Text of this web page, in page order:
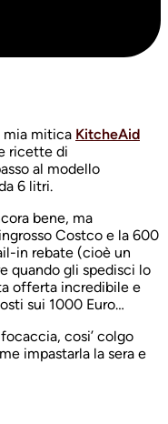
mia mitica KitcheAid
ricette di
al modello
6 litri.
bene, ma
Costco e la 600
in rebate (cioè un
quando gli spedisci lo
offerta incredibile e
sui 1000 Euro…
cosi’ colgo
impastarla la sera e